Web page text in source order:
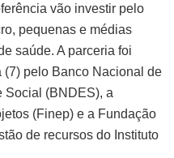
vão investir pelo
pequenas e médias
saúde. A parceria foi
pelo Banco Nacional de
Social (BNDES), a
(Finep) e a Fundação
de recursos do Instituto